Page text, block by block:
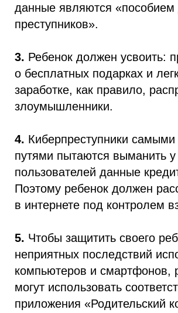
данные являются «пособием
преступников».
3. Ребенок должен усвоить:
о бесплатных подарках и
заработке, как правило,
злоумышленники.
4. Киберпреступники
путями пытаются выманить
пользователей данные
Поэтому ребенок должен
в интернете под контролем
5. Чтобы защитить своего
неприятных последствий
компьютеров и смартфонов,
могут использовать
приложения «Родительский